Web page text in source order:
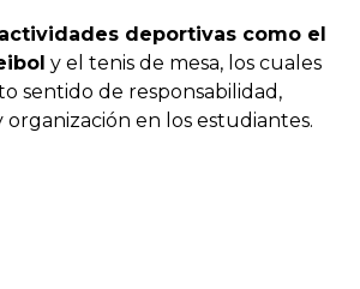
actividades deportivas como el
y el tenis de mesa, los cuales
sentido de responsabilidad,
organización en los estudiantes.